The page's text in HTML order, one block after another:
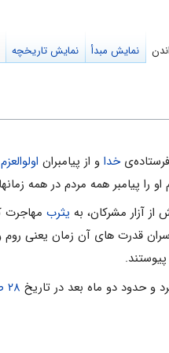
فرستاده‌یخدا و از پیامبران اولوالعزم
را پیامبر همه مردم در همه
آزار مشرکان، به یثرب مهاجرت
قدرت های آن زمان یعنی روم
و حدود دو ماه بعد در تاریخ ۲۸ صفر
نمایش مبدأ نمایش تاریخچه